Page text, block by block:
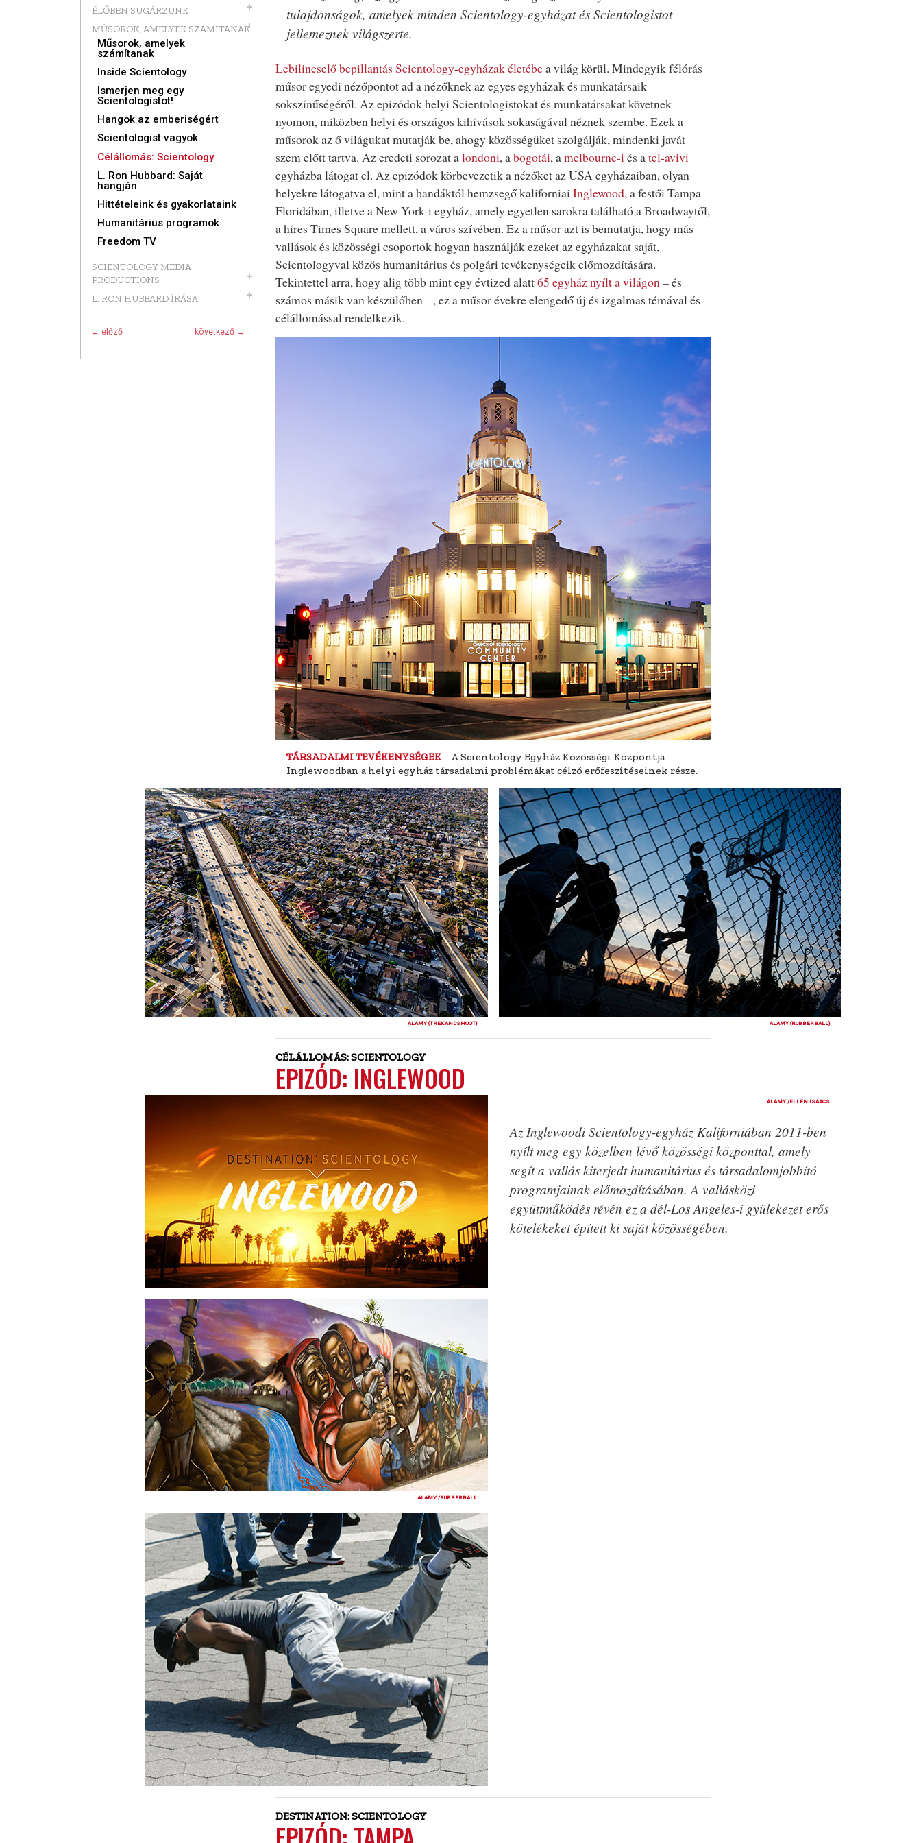
ÉLŐBEN SUGÁRZUNK
MŰSOROK, AMELYEK SZÁMÍTANAK
Műsorok, amelyek
számítanak
Inside Scientology
Ismerjen meg egy
Scientologistot!
Hangok az emberiségért
Scientologist vagyok
Célállomás: Scientology
L. Ron Hubbard: Saját
hangján
Hittételeink és gyakorlataink
Humanitárius programok
Freedom TV
SCIENTOLOGY MEDIA
PRODUCTIONS
L. RON HUBBARD ÍRÁSA
← előző következő →
tulajdonságok, amelyek minden Scientology-egyházat és Scientologistot
jellemeznek világszerte.
Lebilincselő bepillantás Scientology-egyházak életébea világ körül. Mindegyik félórás
műsor egyedi nézőpontot ad a nézőknek az egyes egyházak és munkatársaik
sokszínűségéről. Az epizódok helyi Scientologistokat és munkatársakat követnek
nyomon, miközben helyi és országos kihívások sokaságával néznek szembe. Ezek a
műsorok az ő világukat mutatják be, ahogy közösségüket szolgálják, mindenki javát
szem előtt tartva. Az eredeti sorozat alondoni, abogotái, amelbourne-iés atel-avivi
egyházba látogat el. Az epizódok körbevezetik a nézőket az USA egyházaiban, olyan
helyekre látogatva el, mint a bandáktól hemzsegő kaliforniaiInglewood,a festői Tampa
Floridában, illetve a New York-i egyház, amely egyetlen sarokra található a Broadwaytől,
a híres Times Square mellett, a város szívében. Ez a műsor azt is bemutatja, hogy más
vallások és közösségi csoportok hogyan használják ezeket az egyházakat saját,
Scientologyval közös humanitárius és polgári tevékenységeik előmozdítására.
Tekintettel arra, hogy alig több mint egy évtized alatt65 egyház nyílt a világon– és
számos másik van készülőben –, ez a műsor évekre elengedő új és izgalmas témával és
célállomással rendelkezik.
TÁRSADALMI TEVÉKENYSÉGEK
A Scientology Egyház Közösségi Központja
Inglewoodban a helyi egyház társadalmi problémákat célzó erőfeszítéseinek része.
ALAMY (TREKANDSHOOT) ALAMY (RUBBERBALL)
CÉLÁLLOMÁS: SCIENTOLOGY
EPIZÓD: INGLEWOOD
ALAMY /RUBBERBALL
ALAMY /ELLEN ISAACS
Az Inglewoodi Scientology-egyház Kaliforniában 2011-ben
nyílt meg egy közelben lévő közösségi központtal, amely
segít a vallás kiterjedt humanitárius és társadalomjobbító
programjainak előmozdításában. A vallásközi
együttműködés révén ez a dél-Los Angeles-i gyülekezet erős
kötelékeket épített ki saját közösségében.
DESTINATION: SCIENTOLOGY